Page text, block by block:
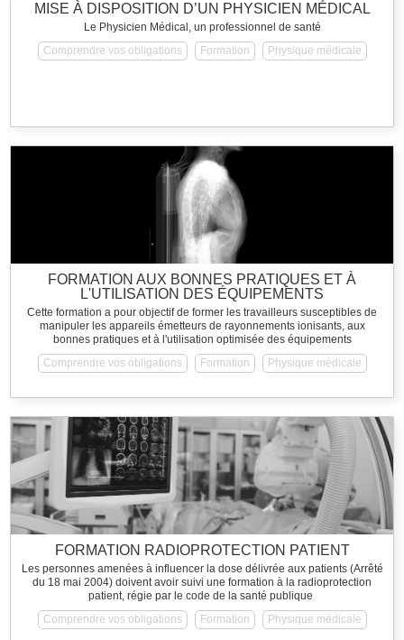
MISE À DISPOSITION D’UN PHYSICIEN MÉDICAL
Le Physicien Médical, un professionnel de santé
Comprendre vos obligations
Formation Physique médicale
FORMATION AUX BONNES PRATIQUES ET À
L'UTILISATION DES ÉQUIPEMENTS
Cette formation a pour objectif de former les travailleurs susceptibles de
manipuler les appareils émetteurs de rayonnements ionisants, aux
bonnes pratiques et à l'utilisation optimisée des équipements
Comprendre vos obligations
Formation Physique médicale
FORMATION RADIOPROTECTION PATIENT
Les personnes amenées à influencer la dose délivrée aux patients (Arrêté
du 18 mai 2004) doivent avoir suivi une formation à la radioprotection
patient, régie par le code de la santé publique
Comprendre vos obligations
Formation Physique médicale